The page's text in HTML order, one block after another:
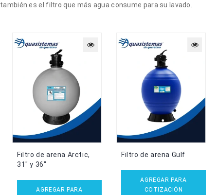
también es el filtro que más agua consume para su lavado.
Filtro de arena Arctic,
31″ y 36″
AGREGAR PARA
Filtro de arena Gulf
AGREGAR PARA
COTIZACIÓN